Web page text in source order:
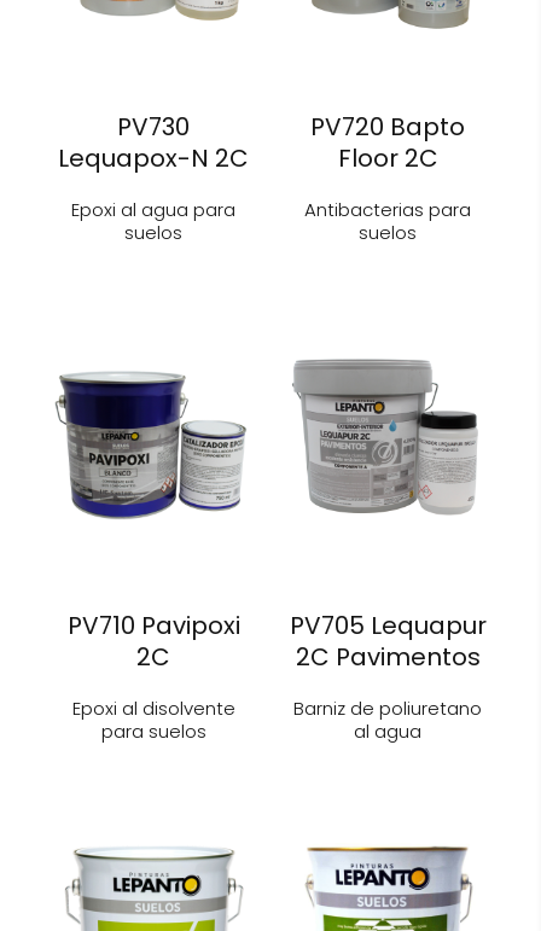
PV730
Lequapox-N 2C
Epoxi al agua para
suelos
PV720 Bapto
Floor 2C
Antibacterias para
suelos
PV710 Pavipoxi
2C
Epoxi al disolvente
para suelos
PV705 Lequapur
2C Pavimentos
Barniz de poliuretano
al agua